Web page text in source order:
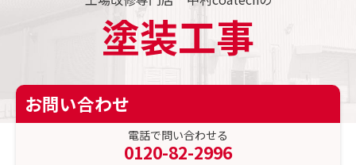
塗装工事
お問い合わせ
電話で問い合わせる
0120-82-2996